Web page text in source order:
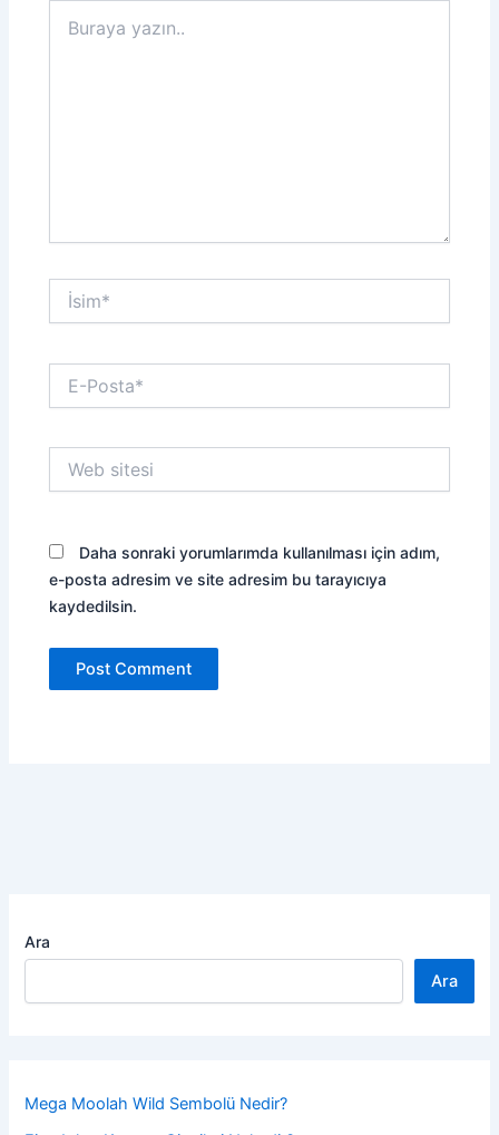
yazın..
İsim*
Posta*
sitesi
Daha sonraki yorumlarımda kullanılması için adım,
e-posta adresim ve site adresim bu tarayıcıya
kaydedilsin.
Ara
Ara
Mega Moolah Wild Sembolü Nedir?